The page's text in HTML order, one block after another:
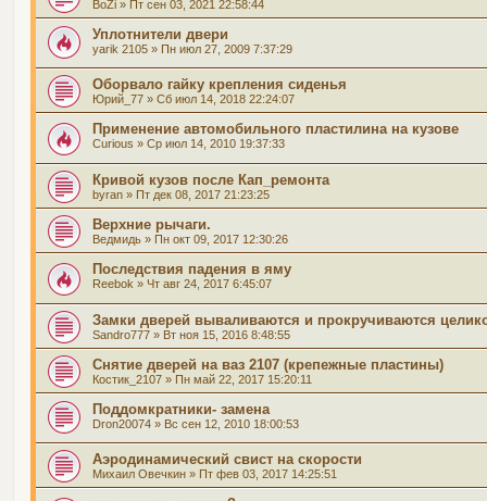
BoZi » Пт сен 03, 2021 22:58:44
Уплотнители двери
yarik 2105 » Пн июл 27, 2009 7:37:29
Оборвало гайку крепления сиденья
Юрий_77 » Сб июл 14, 2018 22:24:07
Применение автомобильного пластилина на кузове
Curious » Ср июл 14, 2010 19:37:33
Кривой кузов после Кап_ремонта
byran » Пт дек 08, 2017 21:23:25
Верхние рычаги.
Ведмидь » Пн окт 09, 2017 12:30:26
Последствия падения в яму
Reebok » Чт авг 24, 2017 6:45:07
Замки дверей вываливаются и прокручиваются
Sandro777 » Вт ноя 15, 2016 8:48:55
Снятие дверей на ваз 2107 (крепежные пластины)
Костик_2107 » Пн май 22, 2017 15:20:11
Поддомкратники- замена
Dron20074 » Вс сен 12, 2010 18:00:53
Аэродинамический свист на скорости
Михаил Овечкин » Пт фев 03, 2017 14:25:51